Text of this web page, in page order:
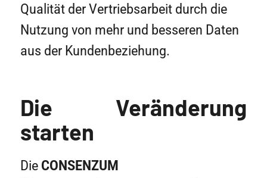
Qualität der Vertriebsarbeit durch die
Nutzung von mehr und besseren Daten
aus der Kundenbeziehung.
Die Veränderung
starten
Die CONSENZUM